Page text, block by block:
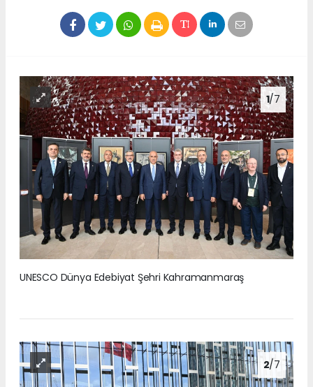
1/7
UNESCO Dünya Edebiyat Şehri Kahramanmaraş
2/7